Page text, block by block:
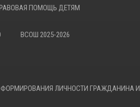
ПОМОЩЬ ДЕТЯМ
ВСОШ 2025-2026
ЛИЧНОСТИ ГРАЖДАНИНА И